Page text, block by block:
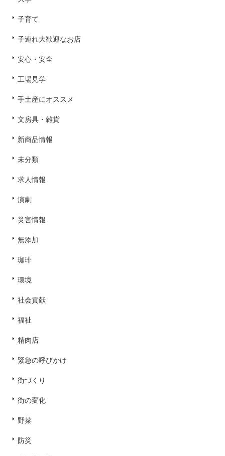
子育て
子連れ大歓迎なお店
安心・安全
工場見学
手土産にオススメ
文房具・雑貨
新商品情報
未分類
求人情報
演劇
災害情報
無添加
珈琲
環境
社会貢献
福祉
精肉店
緊急の呼びかけ
街づくり
街の変化
野菜
防災